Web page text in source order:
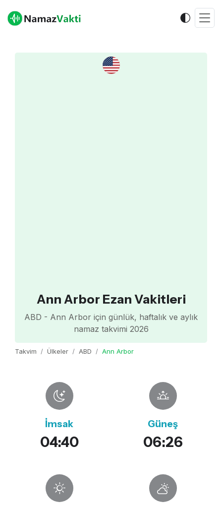
Ann Arbor Ezan Vakitleri
ABD - Ann Arbor için günlük, haftalık ve aylık
namaz takvimi 2026
Takvim Ülkeler ABD Ann Arbor
İmsak
04:40
Güneş
06:26